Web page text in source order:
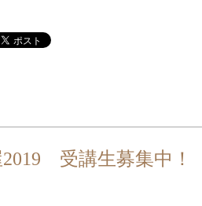
受講生募集中！